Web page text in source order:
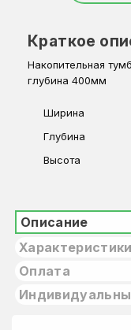
Краткое
Накопительная
глубина 400мм
Ширина
Глубина
Высота
Описание
Характеристики
Оплата